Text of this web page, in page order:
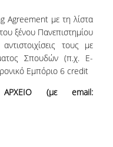
Agreement με τη λίστα
ξένου Πανεπιστημίου
τους με
Σπουδών (π.χ. E-
Εμπόριο 6 credit
(με email: